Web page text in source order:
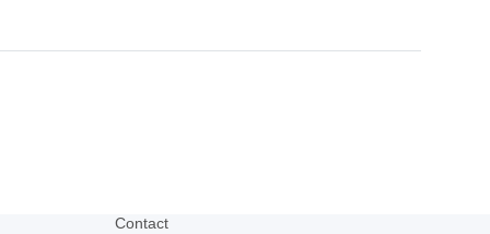
Contact